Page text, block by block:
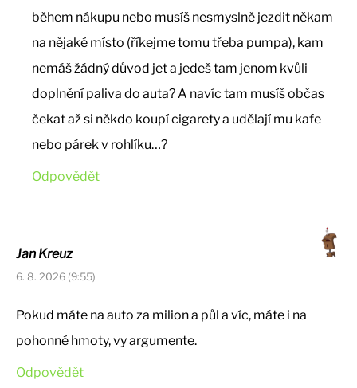
během nákupu nebo musíš nesmyslně jezdit někam
na nějaké místo (říkejme tomu třeba pumpa), kam
nemáš žádný důvod jet a jedeš tam jenom kvůli
doplnění paliva do auta? A navíc tam musíš občas
čekat až si někdo koupí cigarety a udělají mu kafe
nebo párek v rohlíku…?
Odpovědět
Jan Kreuz
6. 8. 2026 (9:55)
Pokud máte na auto za milion a půl a víc, máte i na
pohonné hmoty, vy argumente.
Odpovědět